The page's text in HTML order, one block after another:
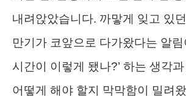
내려앉았습니다. 까맣게 잊고 있
만기가 코앞으로 다가왔다는 알림
시간이 이렇게 됐나?’ 하는 생각
어떻게 해야 할지 막막함이 밀려